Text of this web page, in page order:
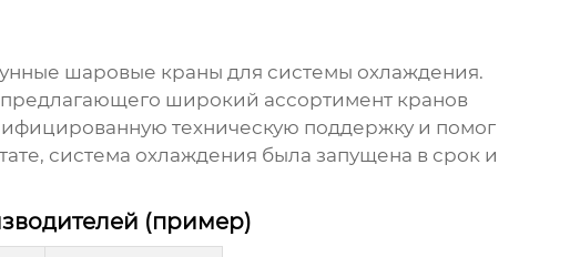
шаровые краны для системы охлаждения.
широкий ассортимент кранов
техническую поддержку и помог
система охлаждения была запущена в срок и
(пример)